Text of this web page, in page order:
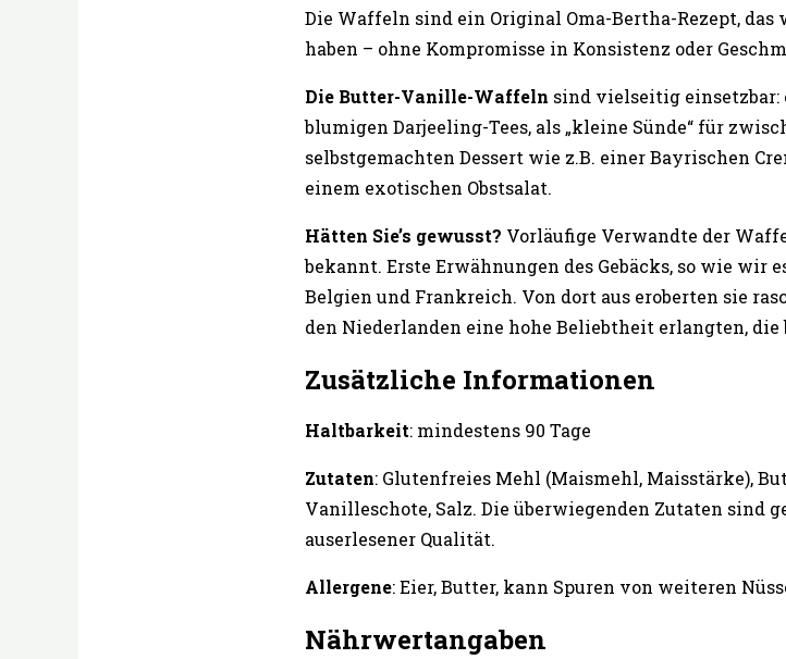
Die Waffeln sind ein Original Oma-Bertha-Rezept,
haben – ohne Kompromisse in Konsistenz oder
Die Butter-Vanille-Waffeln sind vielseitig einsetzbar:
blumigen Darjeeling-Tees, als „kleine Sünde“ für
selbstgemachten Dessert wie z.B. einer Bayrischen
einem exotischen Obstsalat.
Hätten Sie’s gewusst? Vorläufige Verwandte der
bekannt. Erste Erwähnungen des Gebäcks, so wie wir
Belgien und Frankreich. Von dort aus eroberten sie
den Niederlanden eine hohe Beliebtheit erlangten, die
Zusätzliche Informationen
Haltbarkeit: mindestens 90 Tage
Zutaten: Glutenfreies Mehl (Maismehl, Maisstärke),
Vanilleschote, Salz. Die überwiegenden Zutaten sind
auserlesener Qualität.
Allergene: Eier, Butter, kann Spuren von weiteren
Nährwertangaben